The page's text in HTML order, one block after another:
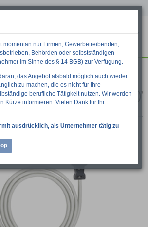
Suche
3 SpO²-Klebesensor für
momentan nur Firmen, Gewerbetreibenden,
Behörden oder selbstständigen
im Sinne des § 14 BGB) zur Verfügung.
das Angebot alsbald möglich auch wieder
zu machen, die es nicht für Ihre
berufliche Tätigkeit nutzen. Wir werden
Kürze informieren. Vielen Dank für Ihr
ausdrücklich, als Unternehmer tätig zu